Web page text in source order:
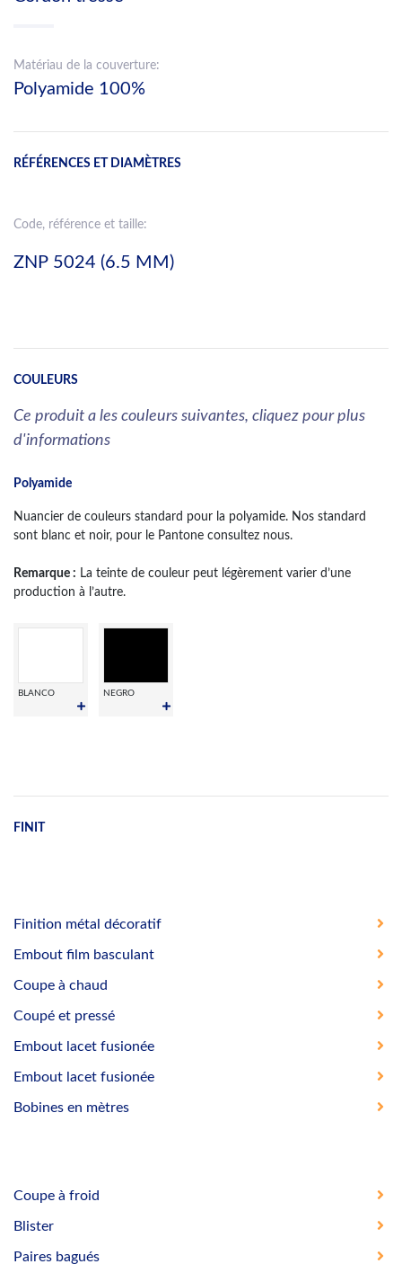
Matériau de la couverture:
Polyamide 100%
RÉFÉRENCES ET DIAMÈTRES
Code, référence et taille:
ZNP 5024 (6.5 MM)
COULEURS
Ce produit a les couleurs suivantes, cliquez pour plus
d'informations
Polyamide
Nuancier de couleurs standard pour la polyamide. Nos standard
sont blanc et noir, pour le Pantone consultez nous.
Remarque : La teinte de couleur peut légèrement varier d’une
production à l’autre.
BLANCO NEGRO
FINIT
Finition métal décoratif
Embout film basculant
Coupe à chaud
Coupé et pressé
Embout lacet fusionée
Embout lacet fusionée
Bobines en mètres
Coupe à froid
Blister
Paires bagués